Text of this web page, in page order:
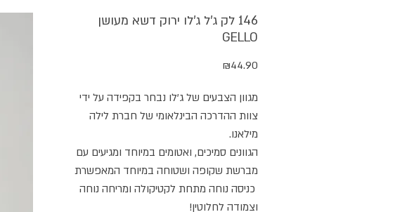
146 לק ג'ל ג'לו ירוק דשא מעושן
GELLO
₪44.90
מגוון הצבעים של ג'לו נבחר בקפידה על ידי
צוות ההדרכה הבינלאומי של חברת לילה
מילאנו.
הגוונים סמיכים, ואטומים במיוחד ומגיעים עם
מברשת שקופה ושטוחה במיוחד המאפשרת
כניסה נוחה מתחת לקטיקולה ומריחה נוחה
וצמודה לחלוטין!